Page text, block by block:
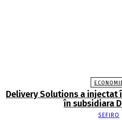
Delivery Solutions a injectat
în subsidiara
SEFIRO